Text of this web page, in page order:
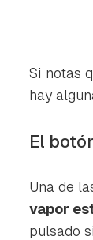
Si notas
hay
El
Una de
vapor
pulsado